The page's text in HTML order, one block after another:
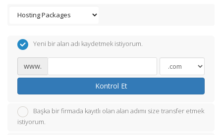
Yeni bir alan adı kaydetmek istiyorum.
www.
Kontrol Et
Başka bir firmada kayıtlı olan alan adımı size transfer etmek
istiyorum.